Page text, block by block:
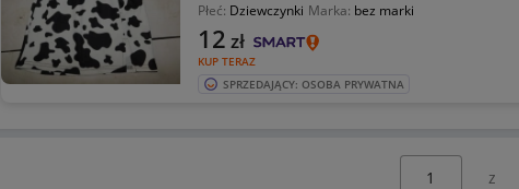
Płeć: Dziewczynki Marka: bez marki
KUP TERAZ
12 zł
SPRZEDAJĄCY: OSOBA PRYWATNA
z